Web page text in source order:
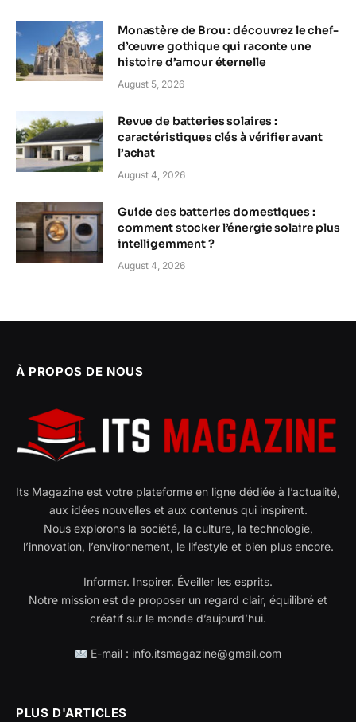
Monastère de Brou : découvrez le chef-
d’œuvre gothique qui raconte une
histoire d’amour éternelle
August 5, 2026
Revue de batteries solaires :
caractéristiques clés à vérifier avant
l’achat
August 4, 2026
Guide des batteries domestiques :
comment stocker l’énergie solaire plus
intelligemment ?
August 4, 2026
À PROPOS DE NOUS
Its Magazine est votre plateforme en ligne dédiée à l’actualité,
aux idées nouvelles et aux contenus qui inspirent.
Nous explorons la société, la culture, la technologie,
l’innovation, l’environnement, le lifestyle et bien plus encore.
Informer. Inspirer. Éveiller les esprits.
Notre mission est de proposer un regard clair, équilibré et
créatif sur le monde d’aujourd’hui.
E-mail : info.itsmagazine@gmail.com
PLUS D'ARTICLES